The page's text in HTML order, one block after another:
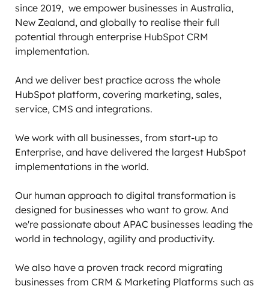
since 2019,  we empower businesses in Australia,
New Zealand, and globally to realise their full
potential through enterprise HubSpot CRM
implementation.
And we deliver best practice across the whole
HubSpot platform, covering marketing, sales,
service, CMS and integrations.
We work with all businesses, from start-up to
Enterprise, and have delivered the largest HubSpot
implementations in the world.
Our human approach to digital transformation is
designed for businesses who want to grow. And
we're passionate about APAC businesses leading the
world in technology, agility and productivity.
We also have a proven track record migrating
businesses from CRM & Marketing Platforms such as